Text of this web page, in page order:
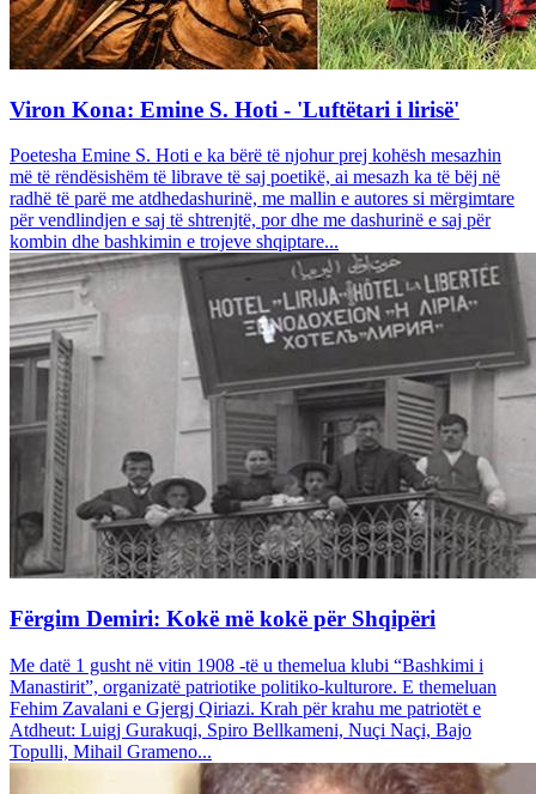
Viron Kona: Emine S. Hoti - 'Luftëtari i lirisë'
Poetesha Emine S. Hoti e ka bërë të njohur prej kohësh mesazhin
më të rëndësishëm të librave të saj poetikë, ai mesazh ka të bëj në
radhë të parë me atdhedashurinë, me mallin e autores si mërgimtare
për vendlindjen e saj të shtrenjtë, por dhe me dashurinë e saj për
kombin dhe bashkimin e trojeve shqiptare...
Fërgim Demiri: Kokë më kokë për Shqipëri
Me datë 1 gusht në vitin 1908 -të u themelua klubi “Bashkimi i
Manastirit”, organizatë patriotike politiko-kulturore. E themeluan
Fehim Zavalani e Gjergj Qiriazi. Krah për krahu me patriotët e
Atdheut: Luigj Gurakuqi, Spiro Bellkameni, Nuçi Naçi, Bajo
Topulli, Mihail Grameno...